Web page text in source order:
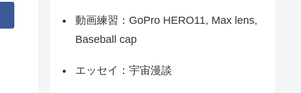
動画練習：GoPro HERO11, Max lens,
Baseball cap
エッセイ：宇宙漫談